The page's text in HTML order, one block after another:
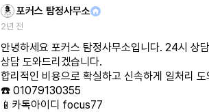
포커스 탐정사무소
2년 전
안녕하세요 포커스 탐정사무소입니다. 24시 상
상담 도와드리겠습니다.
합리적인 비용으로 확실하고 신속하게 일처리
☎️ 01079130355
📱카톡아이디 focus77